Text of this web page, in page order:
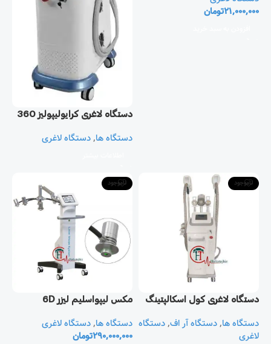
21,000,000تومان
دستگاه لاغری کرایولیپولیز 360
دستگاه ها,دستگاه لاغری
ناموجود
دستگاه لاغری کول اسکالپتینگ
دستگاه ها,دستگاه آر اف,دستگاه
لاغری
ناموجود
مکس لیپواسلیم لیزر 6D
دستگاه ها,دستگاه لاغری
290,000,000تومان